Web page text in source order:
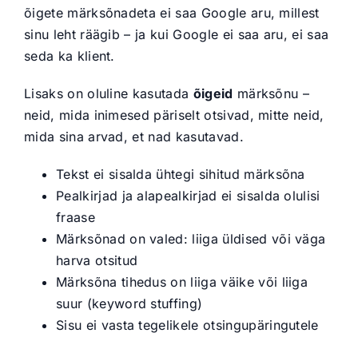
õigete märksõnadeta ei saa Google aru, millest
sinu leht räägib – ja kui Google ei saa aru, ei saa
seda ka klient.
Lisaks on oluline kasutada õigeid märksõnu –
neid, mida inimesed päriselt otsivad, mitte neid,
mida sina arvad, et nad kasutavad.
Tekst ei sisalda ühtegi sihitud märksõna
Pealkirjad ja alapealkirjad ei sisalda olulisi
fraase
Märksõnad on valed: liiga üldised või väga
harva otsitud
Märksõna tihedus on liiga väike või liiga
suur (keyword stuffing)
Sisu ei vasta tegelikele otsingupäringutele